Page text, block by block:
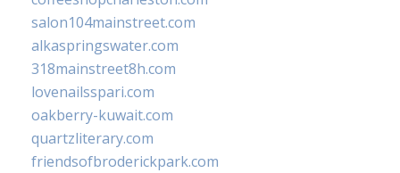
salon104mainstreet.com
alkaspringswater.com
318mainstreet8h.com
lovenailsspari.com
oakberry-kuwait.com
quartzliterary.com
friendsofbroderickpark.com